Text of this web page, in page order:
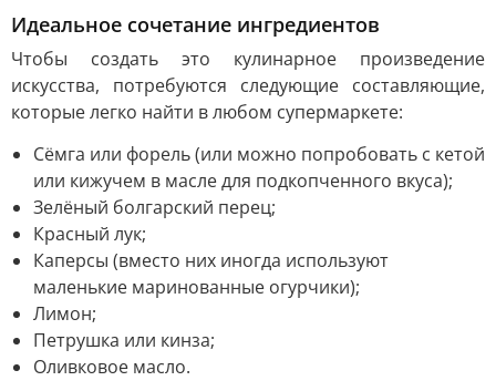
Идеальное сочетание ингредиентов
Чтобы создать это кулинарное произведение
искусства, потребуются следующие составляющие,
которые легко найти в любом супермаркете:
Сёмга или форель (или можно попробовать с кетой
или кижучем в масле для подкопченного вкуса);
Зелёный болгарский перец;
Красный лук;
Каперсы (вместо них иногда используют
маленькие маринованные огурчики);
Лимон;
Петрушка или кинза;
Оливковое масло.